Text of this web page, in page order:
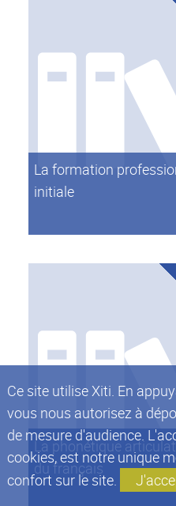
Ce site utilise Xiti. En
vous nous autorisez à
de mesure d'audience.
cookies, est notre unique
confort sur le site.
La formation
initiale
La phonétique
du français